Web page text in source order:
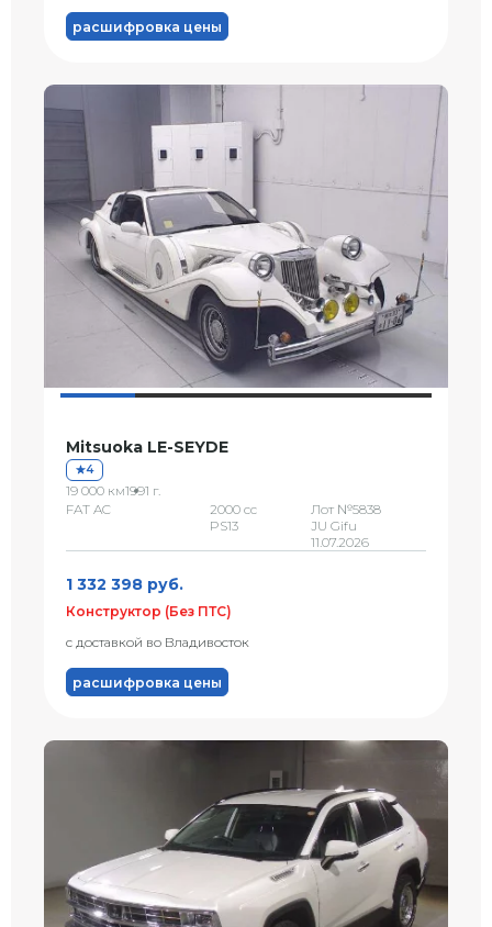
расшифровка цены
Mitsuoka LE-SEYDE
4
19 000 км1991 г.
FAT AC
2000 сс
PS13
Лот №5838
JU Gifu
11.07.2026
1 332 398 руб.
Конструктор (Без ПТС)
с доставкой во Владивосток
расшифровка цены